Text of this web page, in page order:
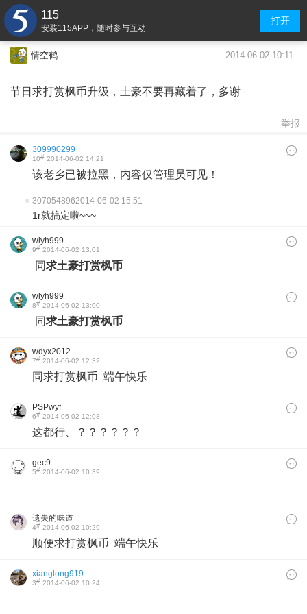
115
安装115APP，随时参与互动
打开
情空鹤 2014-06-02 10:11
节日求打赏枫币升级，土豪不要再藏着了，多谢
举报
309990299
10# 2014-06-02 14:21
该老乡已被拉黑，内容仅管理员可见！
3070548962014-06-02 15:51
1r就搞定啦~~~
wlyh999
9# 2014-06-02 13:01
同求土豪打赏枫币
wlyh999
8# 2014-06-02 13:00
同求土豪打赏枫币
wdyx2012
7# 2014-06-02 12:32
同求打赏枫币 端午快乐
PSPwyf
6# 2014-06-02 12:08
这都行、？？？？？？
gec9
5# 2014-06-02 10:39
遗失的味道
4# 2014-06-02 10:29
顺便求打赏枫币 端午快乐
xianglong919
3# 2014-06-02 10:24